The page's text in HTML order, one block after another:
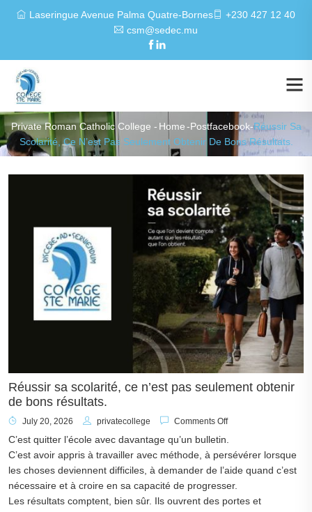
Laseringue Avenue Palma Quatre-Bornes
+230 427 12 40
csm@sedec.mu
Private Roman Catholic College - Home-Postfacebook-Réussir Sa
Scolarité, Ce N’est Pas Seulement Obtenir De Bons Résultats.
Réussir sa scolarité, ce n’est pas seulement obtenir
de bons résultats.
July 20, 2026 privatecollege Comments Off
C’est quitter l’école avec davantage qu’un bulletin.
C’est avoir appris à travailler avec méthode, à persévérer lorsque
les choses deviennent difficiles, à demander de l’aide quand c’est
nécessaire et à croire en sa capacité de progresser.
Les résultats comptent, bien sûr. Ils ouvrent des portes et